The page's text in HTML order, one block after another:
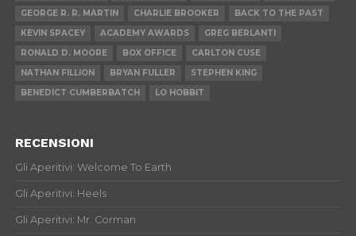
GEORGE R. R. MARTIN
CHARLIE BROOKER
BACK TO THE PAST
KEVIN SPACEY
ACADEMY AWARDS
GREG BERLANTI
RONALD D. MOORE
BOX OFFICE
CARLTON CUSE
NATHAN FILLION
BRYAN FULLER
STEPHEN KING
BENEDICT CUMBERBATCH
LO HOBBIT
RECENSIONI
Gli Aperitivi: Welcome To Earth
Gli Aperitivi: Heels
Gli Aperitivi: Mr. Corman